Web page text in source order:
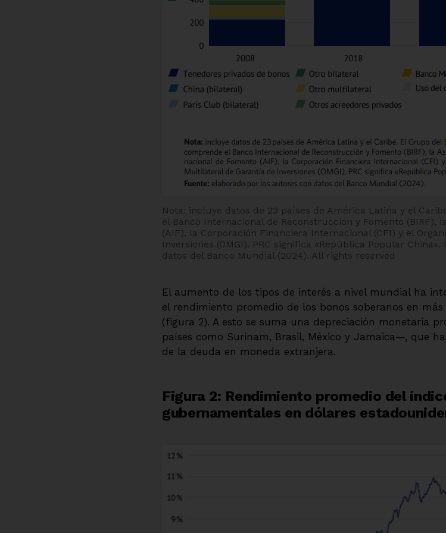
Nota: incluye datos de 23 países de América Latina y el
el Banco Internacional de Reconstrucción y Fomento (BIRF),
(AIF), la Corporación Financiera Internacional (CFI) y el
Inversiones (OMGI). PRC significa «República Popular
datos del Banco Mundial (2024). All rights reserved
El aumento de los tipos de interés a nivel mundial ha
el rendimiento promedio de los bonos soberanos en
(figura 2). A esto se suma una depreciación monetaria
países como Surinam, Brasil, México y Jamaica—, que
de la deuda en moneda extranjera.
Figura 2: Rendimiento promedio del
gubernamentales en dólares